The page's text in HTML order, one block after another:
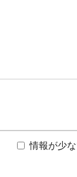
情報が少